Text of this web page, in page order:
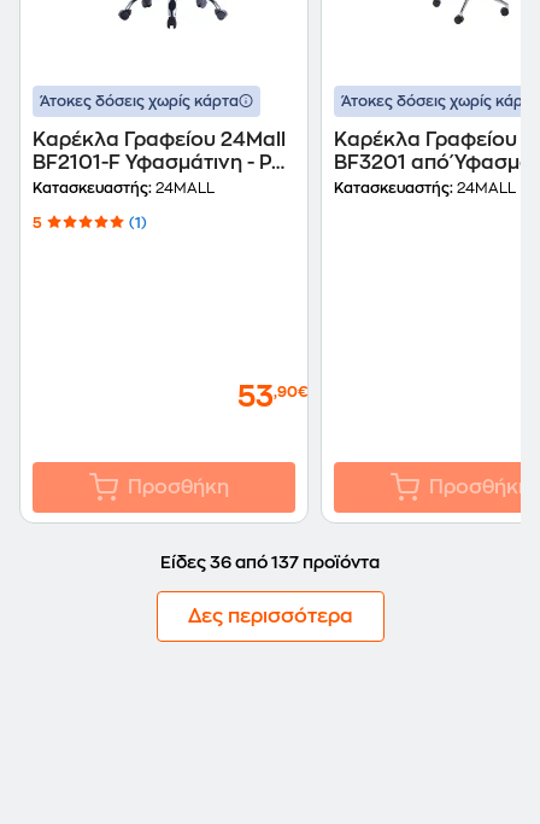
Άτοκες δόσεις χωρίς κάρτα
Καρέκλα Γραφείου 24Mall
BF2101-F Υφασμάτινη - Ροζ
/ Μαύρη
Κατασκευαστής: 24MALL
5 (1)
53,90€
Προσθήκη
Άτοκες δόσεις χωρίς κάρτα
Καρέκλα Γραφείου
BF3201 από Ύφασμα
- Μαύρη
Κατασκευαστής: 24MALL
Προσθήκη
Είδες 36 από 137 προϊόντα
Δες περισσότερα